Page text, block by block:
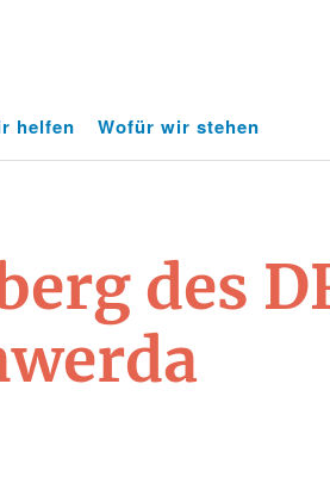
helfen Wofür wir stehen
des